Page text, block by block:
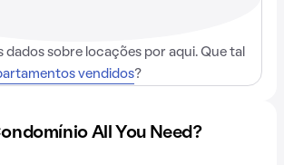
dados sobre locações por aqui. Que tal
vendidos?
All You Need?